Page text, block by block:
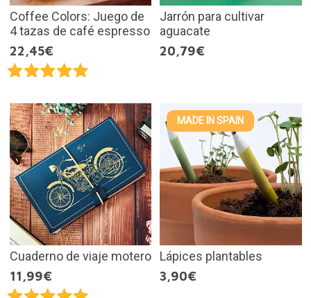
Coffee Colors: Juego de
4 tazas de café espresso
22,45€
Jarrón para cultivar
aguacate
20,79€
Cuaderno de viaje motero
11,99€
MADE IN SPAIN
Lápices plantables
3,90€